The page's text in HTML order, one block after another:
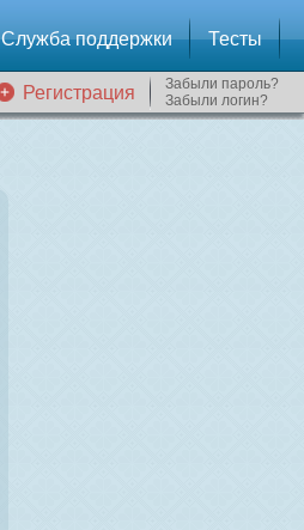
Служба поддержки Тесты
Регистрация
Забыли пароль?
Забыли логин?